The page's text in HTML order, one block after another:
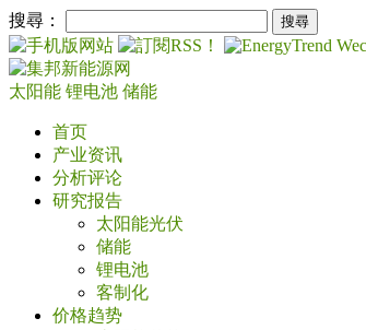
搜尋：
太阳能 锂电池 储能
首页
产业资讯
分析评论
研究报告
太阳能光伏
储能
锂电池
客制化
价格趋势